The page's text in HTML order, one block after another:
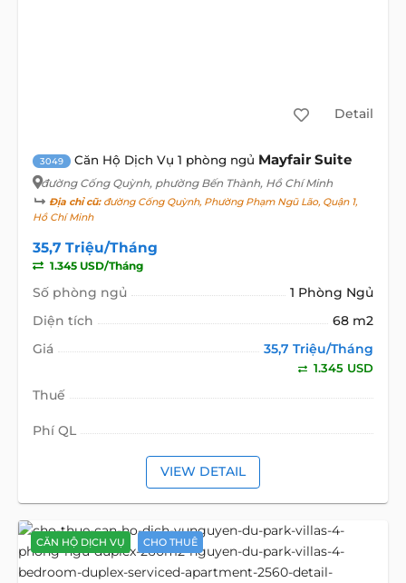
Detail
3049 Căn Hộ Dịch Vụ 1 phòng ngủ Mayfair Suite
đường Cống Quỳnh, phường Bến Thành, Hồ Chí Minh
Địa chỉ cũ:đường Cống Quỳnh, Phường Phạm Ngũ Lão, Quận 1,
Hồ Chí Minh
35,7 Triệu/Tháng
1.345 USD/Tháng
Số phòng ngủ
1 Phòng Ngủ
Diện tích
68 m2
Giá
35,7 Triệu/Tháng
1.345 USD
Thuế
Phí QL
VIEW DETAIL
CĂN HỘ DỊCH VỤ CHO THUÊ